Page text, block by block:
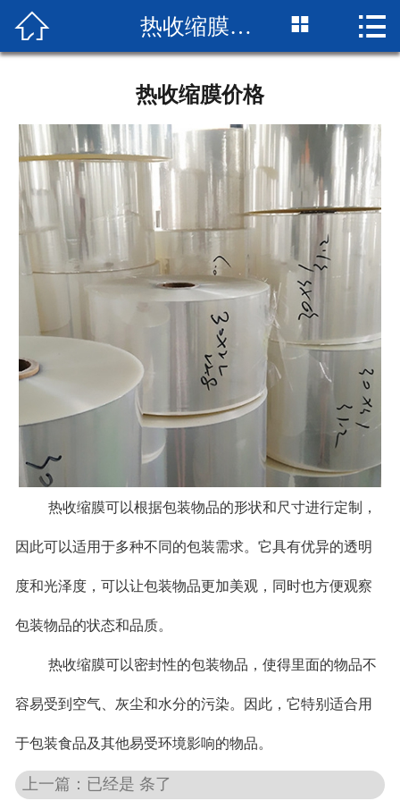
网站首页
成品展示
设备展示
新闻中心
厂房厂景
荣誉资质
联系我们
 热收缩膜价格  
热收缩膜价格
热收缩膜可以根据包装物品的形状和尺寸进行定制，
因此可以适用于多种不同的包装需求。它具有优异的透明
度和光泽度，可以让包装物品更加美观，同时也方便观察
包装物品的状态和品质。
热收缩膜可以密封性的包装物品，使得里面的物品不
容易受到空气、灰尘和水分的污染。因此，它特别适合用
于包装食品及其他易受环境影响的物品。
上一篇：已经是 条了